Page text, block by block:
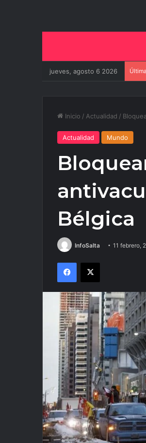
jueves, agosto 6 2026
Inicio / Actualidad /
Actualidad Mundo
Bélgica
InfoSalta 11 febrero,
Facebook
X